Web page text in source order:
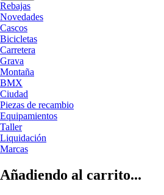
Rebajas
Novedades
Cascos
Bicicletas
Carretera
Grava
Montaña
BMX
Ciudad
Piezas de recambio
Equipamientos
Taller
Liquidación
Marcas
Añadiendo al carrito...